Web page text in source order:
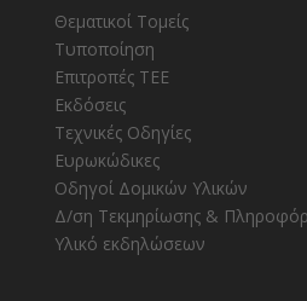
Θεματικοί Τομείς
Τυποποίηση
Επιτροπές ΤΕΕ
Εκδόσεις
Τεχνικές Οδηγίες
Ευρωκώδικες
Οδηγοί Δομικών Υλικών
Δ/ση Τεκμηρίωσης &
Υλικό εκδηλώσεων